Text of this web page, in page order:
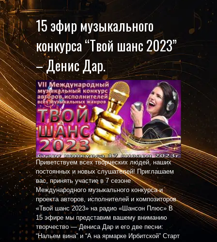
15 эфир музыкального
конкурса “Твой шанс 2023”
– Денис Дар.
Приветствуем всех творческих людей, наших
постоянных и новых слушателей! Приглашаем
вас, принять участие в 7 сезоне
Международного музыкального конкурса и
проекта авторов, исполнителей и композиторов
«Твой шанс 2023» на радио «Шансон Плюс» В
15 эфире мы представим вашему вниманию
творчество — Дениса Дар и его две песни:
“Нальем вина” и “А на ярмарке Ирбитской” Старт